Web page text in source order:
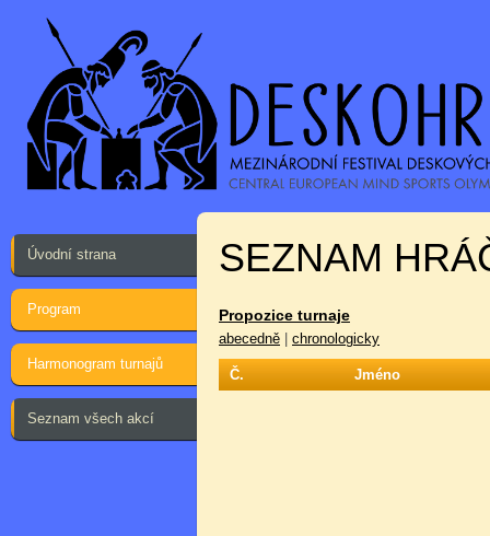
Úvodní strana
Program
Harmonogram turnajů
Seznam všech akcí
SEZNAM
Propozice turnaje
abecedně chronologicky
Č. Jméno